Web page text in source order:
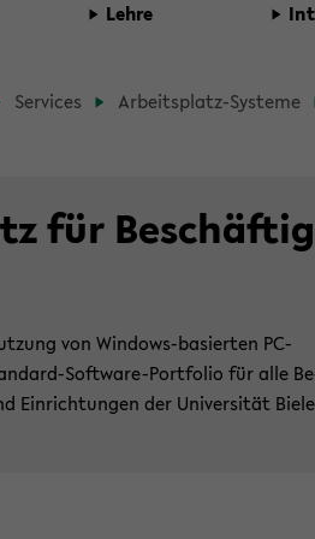
Lehre
Ser­vices Arbeitsplatz-​Systeme
für
von Windows-​basierten PC-​
​Software-Portfolio für alle
Ein­rich­tun­gen der Uni­ver­si­tät